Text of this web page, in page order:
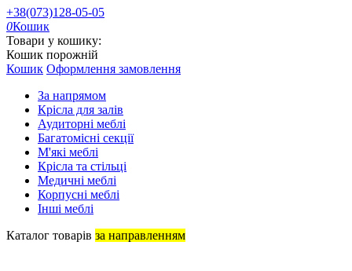
+38(073)128-05-05
0Кошик
Товари у кошику:
Кошик порожній
Кошик Оформлення замовлення
За напрямом
Крісла для залів
Аудиторні меблі
Багатомісні секції
М'які меблі
Крісла та стільці
Медичні меблі
Корпусні меблі
Інші меблі
Каталог товарів за направленням